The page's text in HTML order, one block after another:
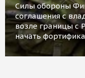
Силы обороны
соглашения с
возле границы с
начать